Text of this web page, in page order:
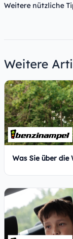
Weitere nützliche
Weitere
Was Sie über die